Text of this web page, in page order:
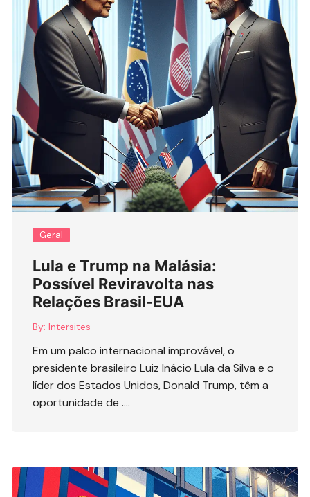
Geral
Lula e Trump na Malásia:
Possível Reviravolta nas
Relações Brasil-EUA
By: Intersites
Em um palco internacional improvável, o
presidente brasileiro Luiz Inácio Lula da Silva e o
líder dos Estados Unidos, Donald Trump, têm a
oportunidade de ….